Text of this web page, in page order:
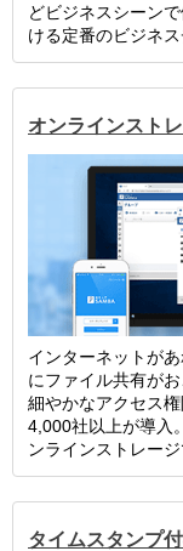
どビジネスシーン
ける定番のビジネス
オンラインスト
インターネットが
にファイル共有が
細やかなアクセス
4,000社以上が導入
ンラインストレージ
タイムスタンプ